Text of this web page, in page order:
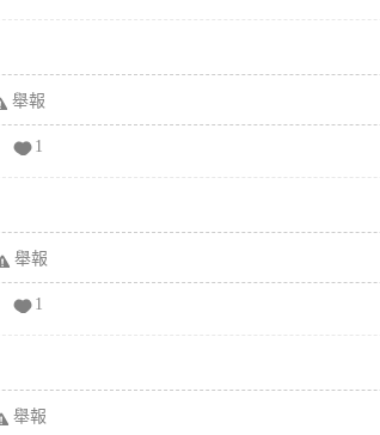
舉報
1
舉報
1
舉報